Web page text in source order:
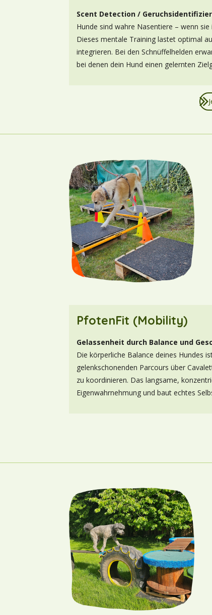
Scent Detection /
Hunde sind wahre Nasentiere – wenn
Dieses mentale Training lastet optimal
integrieren. Bei den Schnüffelhelden
bei denen dein Hund einen gelernten
PfotenFit (Mobility)
Gelassenheit durch Balance und
Die körperliche Balance deines Hundes
gelenkschonenden Parcours über
zu koordinieren. Das langsame,
Eigenwahrnehmung und baut echtes